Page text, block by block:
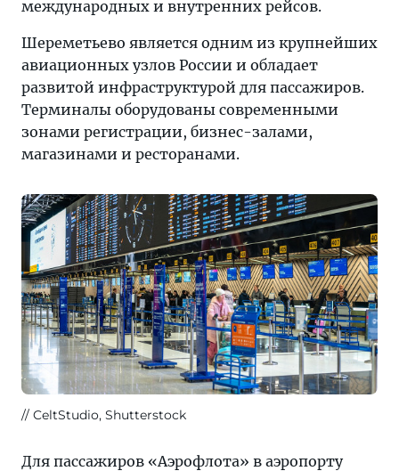
международных и внутренних рейсов.
Шереметьево является одним из крупнейших
авиационных узлов России и обладает
развитой инфраструктурой для пассажиров.
Терминалы оборудованы современными
зонами регистрации, бизнес-залами,
магазинами и ресторанами.
CeltStudio, Shutterstock
Для пассажиров «Аэрофлота» в аэропорту